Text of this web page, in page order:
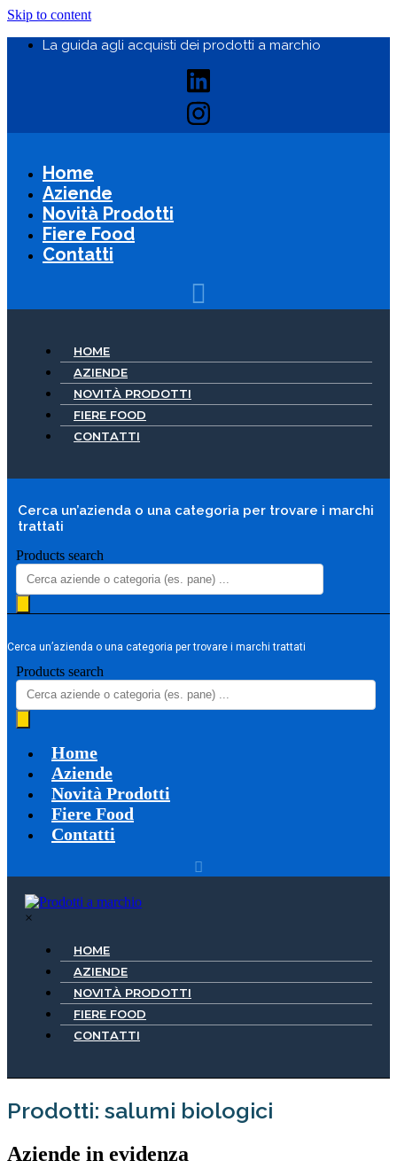
Skip to content
La guida agli acquisti dei prodotti a marchio
Home
Aziende
Novità Prodotti
Fiere Food
Contatti
HOME
AZIENDE
NOVITÀ PRODOTTI
FIERE FOOD
CONTATTI
Cerca un’azienda o una categoria per trovare i marchi
trattati
Products search
Cerca un’azienda o una categoria per trovare i marchi trattati
Products search
Home
Aziende
Novità Prodotti
Fiere Food
Contatti
×
HOME
AZIENDE
NOVITÀ PRODOTTI
FIERE FOOD
CONTATTI
Prodotti: salumi biologici
Aziende in evidenza